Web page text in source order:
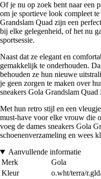
Of je nu op zoek bent naar een
om je sportieve look compleet
Grandslam Quad zijn een
bij elke gelegenheid, of het nu
sportsessie.
Naast dat ze elegant en
gemakkelijk te onderhouden.
behouden ze hun nieuwe
je geen zorgen te maken over
sneakers Gola Grandslam
Met hun retro stijl en een
must-have voor elke vrouw die
voeg de dames sneakers Gola
schoenenverzameling en wees
Aanvullende informatie
Merk
Gola
Kleur
o.wht/terra/